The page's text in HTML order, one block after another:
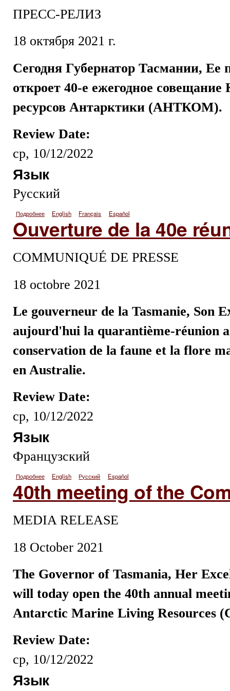
ПРЕСС-РЕЛИЗ
18 октября 2021 г.
Сегодня Губернатор Тасмании, Ее
откроет 40-е ежегодное
ресурсов Антарктики (АНТКОМ).
Review Date:
ср, 10/12/2022
Язык
Русский
Подробнеео 40-е совещание Комиссии начинает свою работу
English Français Español
Ouverture de la 40e
COMMUNIQUÉ DE PRESSE
18 octobre 2021
Le gouverneur de la Tasmanie, Son
aujourd'hui la quarantième-réunion
conservation de la faune et la flore
en Australie.
Review Date:
ср, 10/12/2022
Язык
Французский
Подробнеео Ouverture de la 40e réunion de la Commission
English Русский Español
40th meeting of the
MEDIA RELEASE
18 October 2021
The Governor of Tasmania, Her
will today open the 40th annual
Antarctic Marine Living Resources
Review Date:
ср, 10/12/2022
Язык